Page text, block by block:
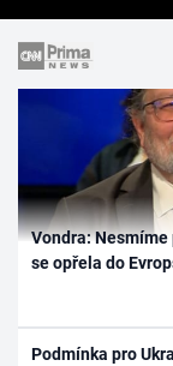
Vondra:
se opřela do
Podmínka pro